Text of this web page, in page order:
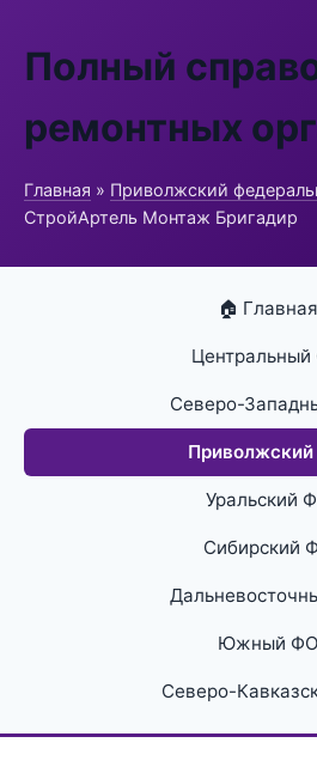
Полный
ремонтных
Главная » Приволжский
СтройАртель Монтаж Бригадир
🏠 Главная
Северо-
Уральский
Сибирский
Южный ФО
Северо-